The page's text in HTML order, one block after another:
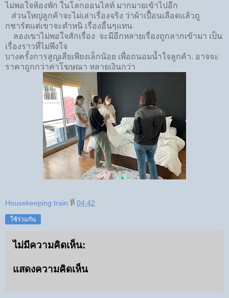
ไม่พอใจ​ห้องพัก​ ในโลก​ออนไลท์​ มากมาย​เข้าไปอีก​
ส่วนใหญ่ลูกค้าจะไม่เล่าเรื่องจริง​ ว่าผ้าเปื้อนเลือด​แล้วถู
กชาร์ต​แต่เขาจะตำหนิ เรื่องอื่นๆ​แทน​
ลองเขาไม่พอใจสักเรื่อง​ จะมีอีกหลาย​เรื่องถูกลากเข้ามา​ เป็น
เรื่องราว​ที่ไม่พึงใจ
บางครั้งการสูญเสียเพียงเล็กน้อย เพื่อถนอมน้ำใจลูกค้า. อาจจะ
ราคาถูกกว่าค่าโฆษณา หลายเงินกว่า
Housekeeping train ที่ 04:42
ใช้ร่วมกัน
ไม่มีความคิดเห็น:
แสดงความคิดเห็น